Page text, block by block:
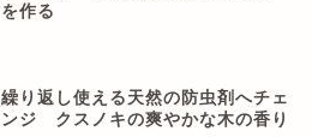
を作る
繰り返し使える天然の防虫剤へチェ
ンジ クスノキの爽やかな木の香り